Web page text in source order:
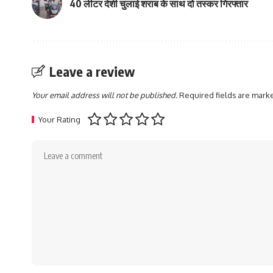
40 लीटर देशी चुलाई शराब के साथ दो तस्कर गिरफ्तार
Leave a review
Your email address will not be published.Required fields are
Your Rating